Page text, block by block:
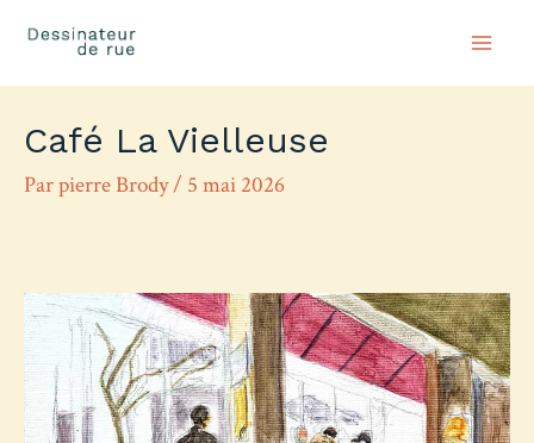
Café La Vielleuse
Parpierre Brody/ 5 mai 2026